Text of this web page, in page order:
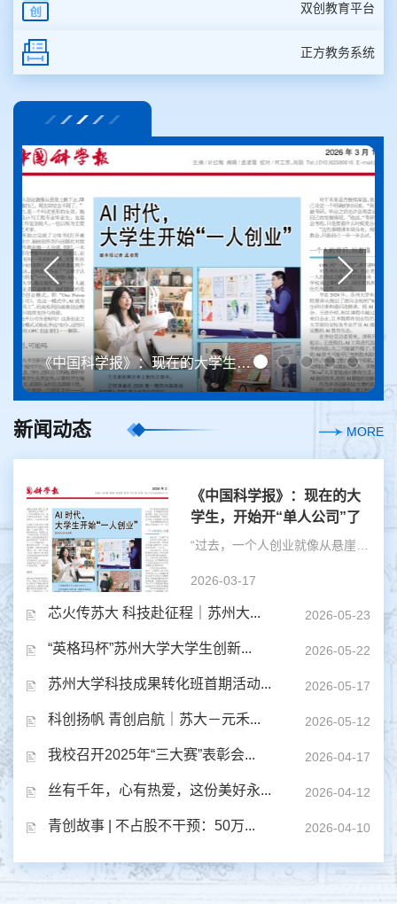
双创教育平台
正方教务系统
《中国科学报》：现在的大学生，开始开“单人公司”了
新闻动态 MORE
《中国科学报》：现在的大
学生，开始开“单人公司”了
2026-03-17
芯火传苏大 科技赴征程｜苏州大... 2026-05-23
“英格玛杯”苏州大学大学生创新... 2026-05-22
苏州大学科技成果转化班首期活动... 2026-05-17
科创扬帆 青创启航｜苏大－元禾... 2026-05-12
我校召开2025年“三大赛”表彰会... 2026-04-17
丝有千年，心有热爱，这份美好永... 2026-04-12
青创故事 | 不占股不干预：50万... 2026-04-10